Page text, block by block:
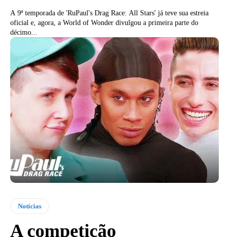
A 9ª temporada de 'RuPaul's Drag Race: All Stars' já teve sua estreia
oficial e, agora, a World of Wonder divulgou a primeira parte do
décimo...
Notícias
A competição